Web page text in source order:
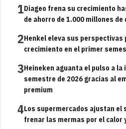
1Diageo frena su crecimiento
de ahorro de 1.000 millones de
2Henkel eleva sus perspectivas
crecimiento en el primer
3Heineken aguanta el pulso a
semestre de 2026 gracias al
premium
4Los supermercados ajustan el
frenar las mermas por el calor